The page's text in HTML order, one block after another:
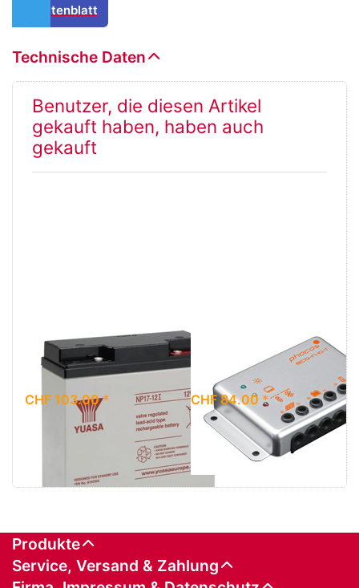
Datenblatt
Technische Daten
Benutzer, die diesen Artikel
gekauft haben, haben auch
gekauft
Batterie YUASA
NP 17 - 12
CHF 103.00 *
Solarladeregler
ECO-N-10-T
CHF 84.00 *
Produkte
Service, Versand & Zahlung